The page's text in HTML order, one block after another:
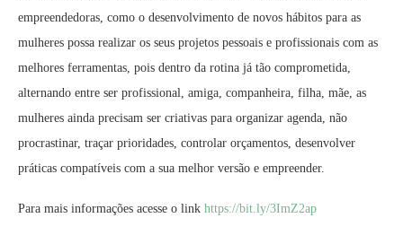
empreendedoras, como o desenvolvimento de novos hábitos para as
mulheres possa realizar os seus projetos pessoais e profissionais com as
melhores ferramentas, pois dentro da rotina já tão comprometida,
alternando entre ser profissional, amiga, companheira, filha, mãe, as
mulheres ainda precisam ser criativas para organizar agenda, não
procrastinar, traçar prioridades, controlar orçamentos, desenvolver
práticas compatíveis com a sua melhor versão e empreender.
Para mais informações acesse o link https://bit.ly/3ImZ2ap